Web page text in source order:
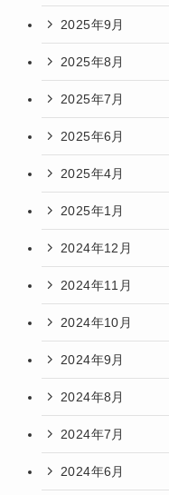
2025年9月
2025年8月
2025年7月
2025年6月
2025年4月
2025年1月
2024年12月
2024年11月
2024年10月
2024年9月
2024年8月
2024年7月
2024年6月